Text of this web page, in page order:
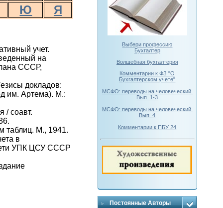
Ю Я
учет.
на
СССР,
докладов:
им. Артема). М.:
/ соавт.
таблиц. М., 1941.
в
УПК ЦСУ СССР
Выбери профессию
Бухгалтер
Волшебная бухгалтерия
Комментарии к ФЗ "О
Бухгалтерском учете"
МСФО: переводы на человеческий.
Вып. 1-3
МСФО: переводы на человеческий.
Вып. 4
Комментарии к ПБУ 24
Постоянные Авторы